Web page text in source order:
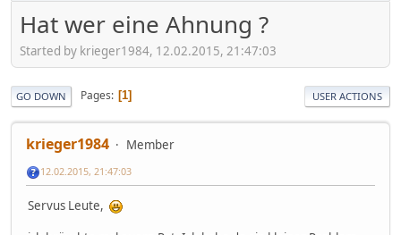
Hat wer eine Ahnung ?
Started by krieger1984, 12.02.2015, 21:47:03
GO DOWN Pages 1 USER ACTIONS
krieger1984 Member
12.02.2015, 21:47:03
Servus Leute,